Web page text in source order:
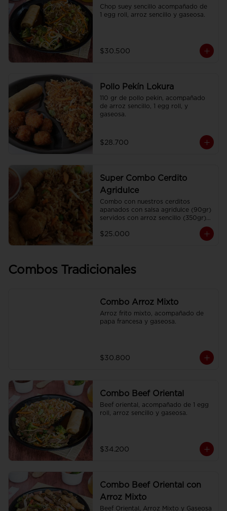
Chop suey sencillo acompañado de
1 egg roll, arroz sencillo y gaseosa.
$30.500
Pollo Pekín Lokura
110 gr de pollo pekin, acompañado
de arroz sencillo, 1 egg roll, y
gaseosa.
$28.700
Super Combo Cerdito
Agridulce
Combo con nuestros cerditos
apanados con salsa agridulce (90gr)
servidos con arroz sencillo (350gr)
$25.000
Combos Tradicionales
Combo Arroz Mixto
Arroz frito mixto, acompañado de
papa francesa y gaseosa.
$30.800
Combo Beef Oriental
Beef oriental, acompañado de 1 egg
roll, arroz sencillo y gaseosa.
$34.200
Combo Beef Oriental con
Arroz Mixto
Beef Oriental, Arroz Mixto y Gaseosa